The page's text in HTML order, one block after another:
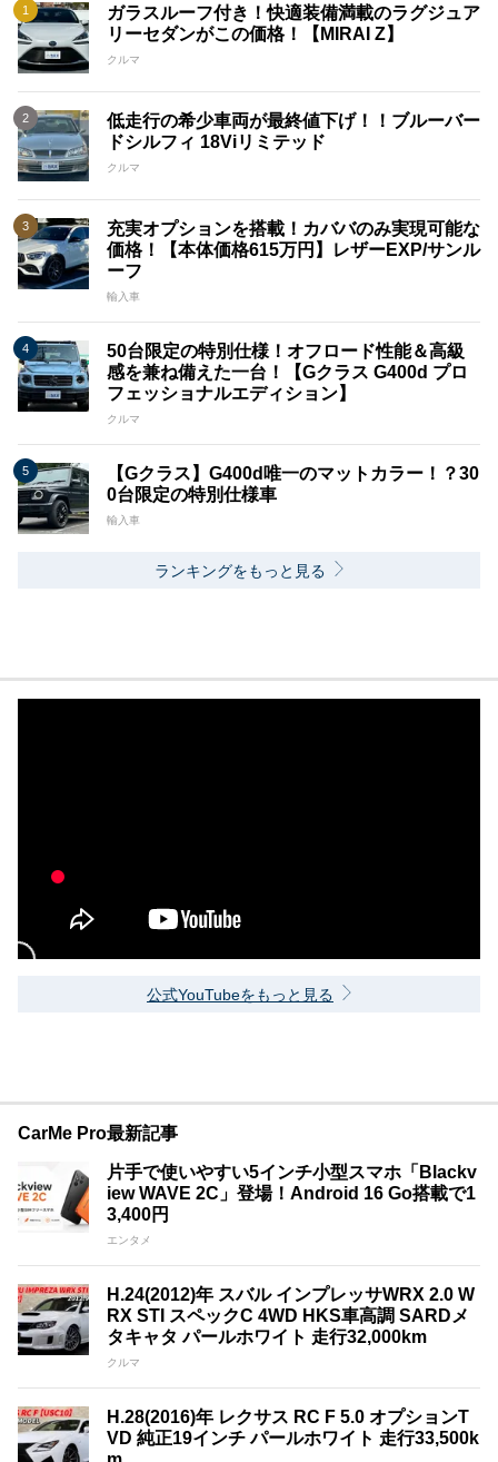
ガラスルーフ付き！快適装備満載のラグジュア
リーセダンがこの価格！【MIRAI Z】
クルマ
低走行の希少車両が最終値下げ！！ブルーバー
ドシルフィ 18Viリミテッド
クルマ
充実オプションを搭載！カババのみ実現可能な
価格！【本体価格615万円】レザーEXP/サンル
ーフ
輸入車
50台限定の特別仕様！オフロード性能＆高級
感を兼ね備えた一台！【Gクラス G400d プロ
フェッショナルエディション】
クルマ
【Gクラス】G400d唯一のマットカラー！？30
0台限定の特別仕様車
輸入車
ランキングをもっと見る
公式YouTubeをもっと見る
CarMe Pro最新記事
片手で使いやすい5インチ小型スマホ「Blackv
iew WAVE 2C」登場！Android 16 Go搭載で1
3,400円
エンタメ
H.24(2012)年 スバル インプレッサWRX 2.0 W
RX STI スペックC 4WD HKS車高調 SARDメ
タキャタ パールホワイト 走行32,000km
クルマ
H.28(2016)年 レクサス RC F 5.0 オプションT
VD 純正19インチ パールホワイト 走行33,500k